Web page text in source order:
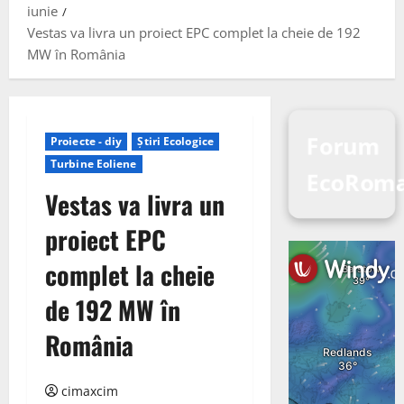
iunie
Vestas va livra un proiect EPC complet la cheie de 192
MW în România
Proiecte - diy
Știri Ecologice
Turbine Eoliene
Vestas va livra un
proiect EPC
complet la cheie
de 192 MW în
România
cimaxcim